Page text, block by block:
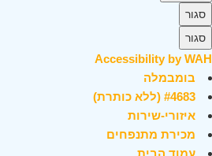
סגור
סגור
Accessibility by WAH
בומבמלה
#4683 (ללא כותרת)
איזורי-שירות
מכירת מתנפחים
עמוד הבית